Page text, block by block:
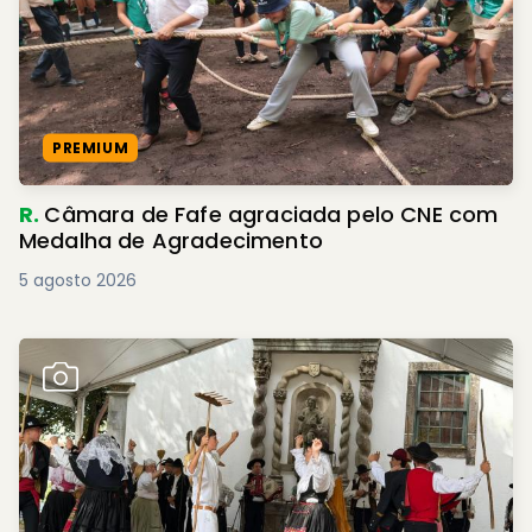
PREMIUM
R. Câmara de Fafe agraciada pelo CNE com
Medalha de Agradecimento
5 agosto 2026